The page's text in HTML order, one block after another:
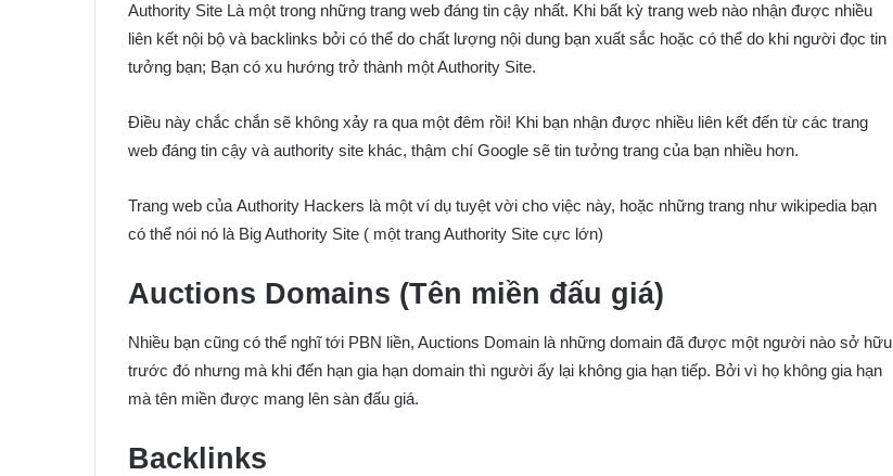
Authority Site Là một trong những trang web đáng tin cậy nhất. Khi bất kỳ trang web nào nhận được nhiều
liên kết nội bộ và backlinks bởi có thể do chất lượng nội dung bạn xuất sắc hoặc có thể do khi người đọc tin
tưởng bạn; Bạn có xu hướng trở thành một Authority Site.
Điều này chắc chắn sẽ không xảy ra qua một đêm rồi! Khi bạn nhận được nhiều liên kết đến từ các trang
web đáng tin cậy và authority site khác, thậm chí Google sẽ tin tưởng trang của bạn nhiều hơn.
Trang web của Authority Hackers là một ví dụ tuyệt vời cho việc này, hoặc những trang như wikipedia bạn
có thể nói nó là Big Authority Site ( một trang Authority Site cực lớn)
Auctions Domains (Tên miền đấu giá)
Nhiều bạn cũng có thể nghĩ tới PBN liền, Auctions Domain là những domain đã được một người nào sở hữu
trước đó nhưng mà khi đến hạn gia hạn domain thì người ấy lại không gia hạn tiếp. Bởi vì họ không gia hạn
mà tên miền được mang lên sàn đấu giá.
Backlinks